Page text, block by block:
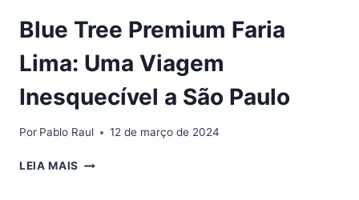
Blue Tree Premium Faria
Lima: Uma Viagem
Inesquecível a São Paulo
Por Pablo Raul 12 de março de 2024
LEIA MAIS BLUE